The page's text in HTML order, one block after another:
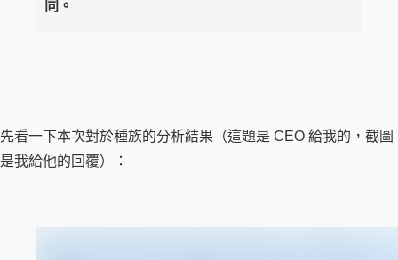
同。
先看一下本次對於種族的分析結果（這題是 CEO 給我的，截圖
是我給他的回覆）：